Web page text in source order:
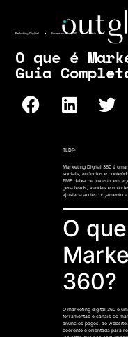
Marketing Digital Fevereiro 26, 2026 admin
O que é
Guia
TLDR:
Marketing Digital 360 é
sociais, anúncios e
PME deixa de investir em
gera leads, vendas e
ajustada ao teu orçamento
O
360?
O marketing digital 360 é
ferramentas e canais do
anúncios pagos, ao
coerente e orientada para